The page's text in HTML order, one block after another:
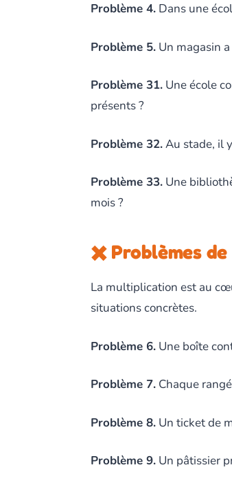
Problème 4. Dans une
Problème 5. Un magasin
Problème 31. Une école
présents ?
Problème 32.Au stade, il
Problème 33. Une
mois ?
✖️ Problèmes
La multiplication est au
situations concrètes.
Problème 6. Une boîte
Problème 7. Chaque
Problème 8. Un ticket de
Problème 9. Un pâtissier